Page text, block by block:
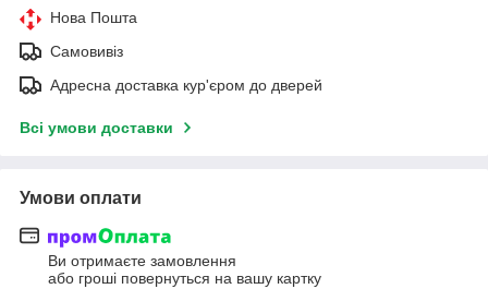
Нова Пошта
Самовивіз
Адресна доставка кур'єром до дверей
Всі умови доставки
Умови оплати
Ви отримаєте замовлення
або гроші повернуться на вашу картку